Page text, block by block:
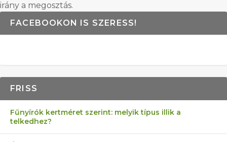
irány a megosztás.
FACEBOOKON IS SZERESS!
FRISS
Fűnyírók kertméret szerint: melyik típus illik a
telkedhez?